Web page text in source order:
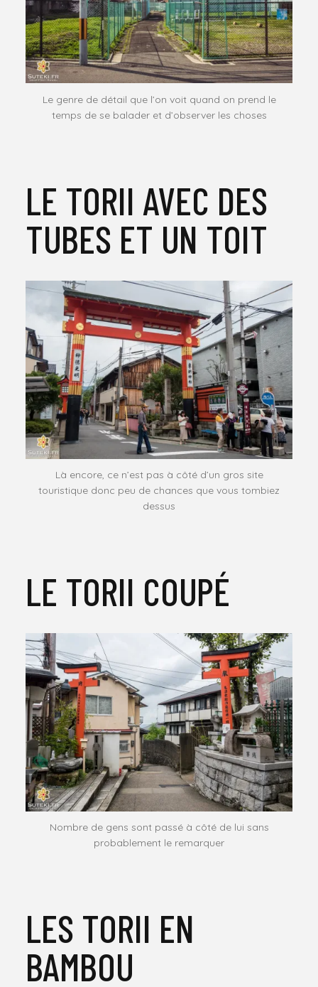
Le genre de détail que l’on voit quand on prend le
temps de se balader et d’observer les choses
LE TORII AVEC DES
TUBES ET UN TOIT
Là encore, ce n’est pas à côté d’un gros site
touristique donc peu de chances que vous tombiez
dessus
LE TORII COUPÉ
Nombre de gens sont passé à côté de lui sans
probablement le remarquer
LES TORII EN
BAMBOU